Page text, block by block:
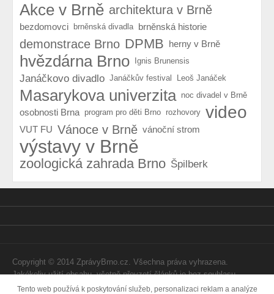
Akce v Brně architektura v Brně
bezdomovci brněnská divadla brněnská historie
demonstrace Brno DPMB herny v Brně
hvězdárna Brno Ignis Brunensis
Janáčkovo divadlo Janáčkův festival Leoš Janáček
Masarykova univerzita noc divadel v Brně
osobnosti Brna program pro děti Brno rozhovory video
VUT FU Vánoce v Brně vánoční strom
výstavy v Brně
zoologická zahrada Brno Špilberk
Copyright © 2014 ZprávyBrno.cz. Všechna práva vyhrazena.
Jakékoliv užití obsahu, včetně převzetí článků je bez souhlasu
Webtom Enterprises s.r.o. zapovězeno.
Tento web používá k poskytování služeb, personalizaci reklam a analýze